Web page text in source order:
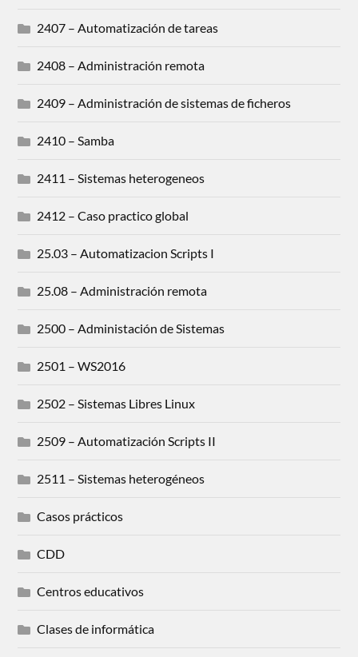
2407 – Automatización de tareas
2408 – Administración remota
2409 – Administración de sistemas de ficheros
2410 – Samba
2411 – Sistemas heterogeneos
2412 – Caso practico global
25.03 – Automatizacion Scripts I
25.08 – Administración remota
2500 – Administación de Sistemas
2501 – WS2016
2502 – Sistemas Libres Linux
2509 – Automatización Scripts II
2511 – Sistemas heterogéneos
Casos prácticos
CDD
Centros educativos
Clases de informática